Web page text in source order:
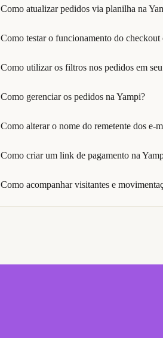
Como atualizar pedidos via planilha na
Como testar o funcionamento do checkout
Como utilizar os filtros nos pedidos em
Como gerenciar os pedidos na Yampi?
Como alterar o nome do remetente dos e-
Como criar um link de pagamento na
Como acompanhar visitantes e